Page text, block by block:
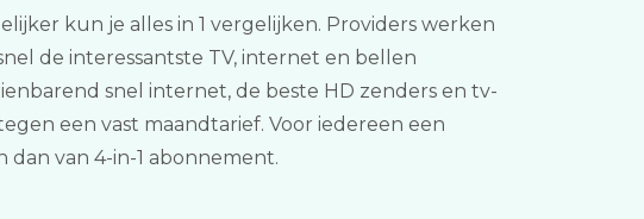
kun je alles in 1 vergelijken. Providers werken
de interessantste TV, internet en bellen
snel internet, de beste HD zenders en tv-
een vast maandtarief. Voor iedereen een
van 4-in-1 abonnement.